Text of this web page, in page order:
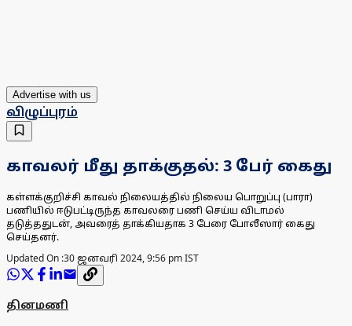
Advertise with us
விழுப்புரம்
காவலர் மீது தாக்குதல்: 3 பேர் கைது
கள்ளக்குறிச்சி காவல் நிலையத்தில் நிலைய பொறுப்பு (பாரா)
பணியில் ஈடுபட்டிருந்த காவலரை பணி செய்ய விடாமல்
தடுத்ததுடன், அவரைத் தாக்கியதாக 3 பேரை போலீஸார் கைது
செய்தனர்.
Updated On :30 ஜனவரி 2024, 9:56 pm IST
தினமணி